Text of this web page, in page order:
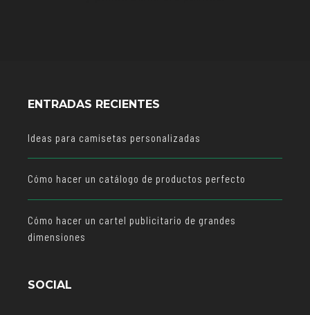
ENTRADAS RECIENTES
Ideas para camisetas personalizadas
Cómo hacer un catálogo de productos perfecto
Cómo hacer un cartel publicitario de grandes
dimensiones
SOCIAL